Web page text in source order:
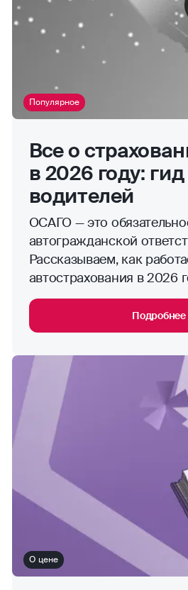
Популярное
Все о
в 2026 году:
водителей
ОСАГО — это
автогражданской
Рассказываем, как
автострахования в 2026
Подробнее
О цене